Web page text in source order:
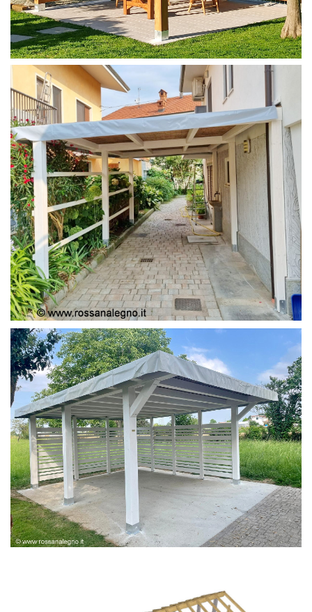
PERGOLA 4X4
PERGOLA COPERTURA MOBILE
PERGOLA BIANCA SPAZZOLATA